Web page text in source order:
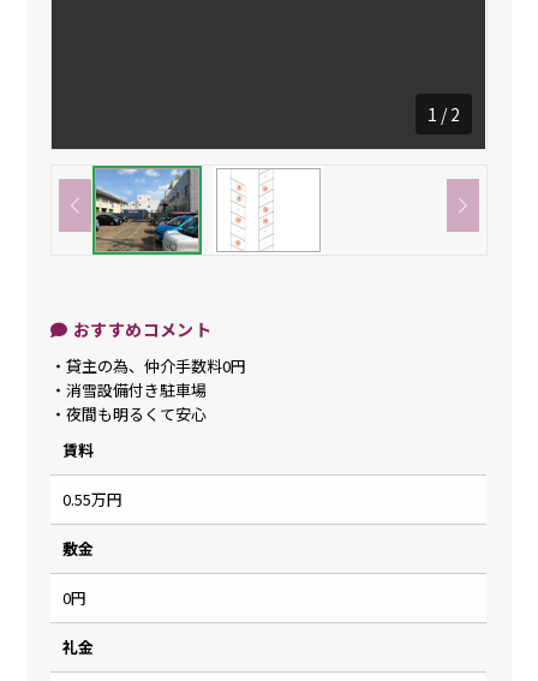
1 /2
おすすめコメント
・貸主の為、仲介手数料0円
・消雪設備付き駐車場
・夜間も明るくて安心
賃料
0.55万円
敷金
0円
礼金